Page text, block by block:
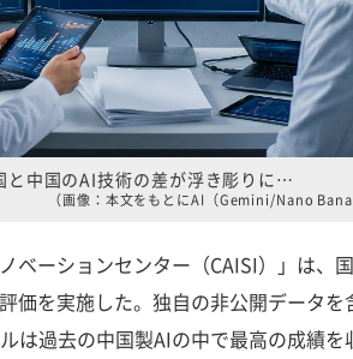
と中国のAI技術の差が浮き彫りに…
（画像：本文をもとにAI（Gemini/Nano
ベーションセンター（CAISI）」は、
価を実施した。独自の非公開データ
は過去の中国製AIの中で最高の成績を